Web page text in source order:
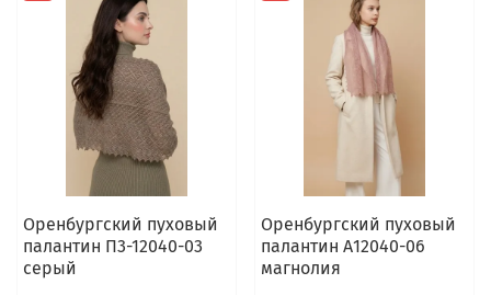
Оренбургский пуховый
палантин П3-12040-03
серый
Оренбургский пуховый
палантин А12040-06
магнолия